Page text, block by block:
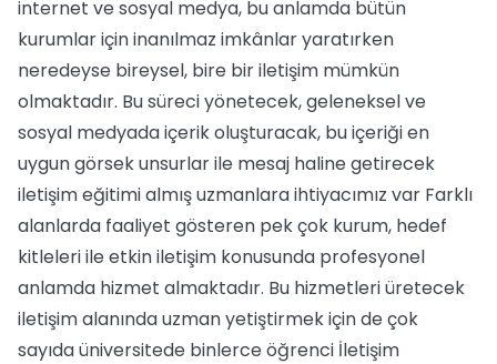
internet ve sosyal medya, bu anlamda bütün
kurumlar için inanılmaz imkânlar yaratırken
neredeyse bireysel, bire bir iletişim mümkün
olmaktadır. Bu süreci yönetecek, geleneksel ve
sosyal medyada içerik oluşturacak, bu içeriği en
uygun görsek unsurlar ile mesaj haline getirecek
iletişim eğitimi almış uzmanlara ihtiyacımız var Farklı
alanlarda faaliyet gösteren pek çok kurum, hedef
kitleleri ile etkin iletişim konusunda profesyonel
anlamda hizmet almaktadır. Bu hizmetleri üretecek
iletişim alanında uzman yetiştirmek için de çok
sayıda üniversitede binlerce öğrenci İletişim